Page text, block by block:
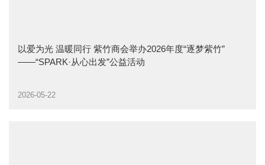
以爱为光 温暖同行 紫竹商会举办2026年度“逐梦紫竹”
——“SPARK·从心出发”公益活动
2026-05-22